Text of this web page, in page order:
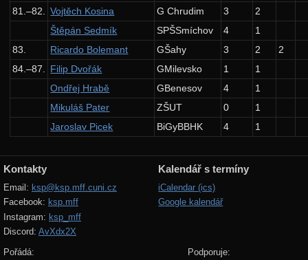
81.–82.
Vojtěch Kosina G Chrudim 3
2
Štěpán Sedmík
SPŠSmíchov 4
1
83.
Ricardo Bolemant GŠahy 3 2
2
84.–87.
Filip Dvořák GMilevsko 1
1
Ondřej Hrabě
GBenesov 4
1
Mikuláš Pater
ZŠUT 0
1
Jaroslav Picek
BiGyBBHK 4 1
Kontakty
Email: ksp@ksp.mff.cuni.cz
Facebook: ksp.mff
Instagram: ksp_mff
Discord: AvXdx2X
Kalendář s termíny
iCalendar (ics)
Google kalendář
Pořádá: Podporuje: